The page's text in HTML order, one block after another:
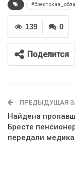
0
139
Поделится
ПРЕДЫДУЩАЯ
Найдена
Бресте
передали